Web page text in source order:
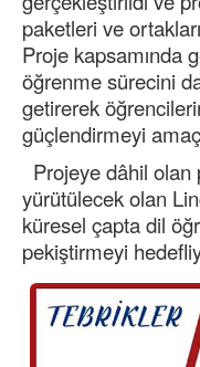
paketleri ve
Proje kapsamında
öğrenme sürecini
getirerek
güçlendirmeyi
Projeye dâhil
yürütülecek olan
küresel çapta dil
pekiştirmeyi